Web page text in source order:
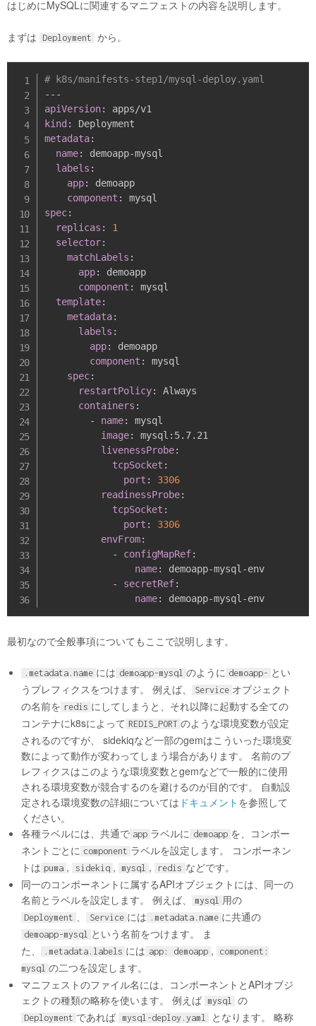
はじめにMySQLに関連するマニフェストの内容を説明します。
まずは Deployment から。
# k8s/manifests-step1/mysql-deploy.yaml
---
apiVersion:
kind :
metadata:
name: demoapp-mysql
labels :
app:
demoapp
component :
spec:
replicas :
1
selector:
matchLabels :
app:
demoapp
component :
mysql
template:
metadata:
labels :
app:
demoapp
component :
mysql
spec:
restartPolicy:
Always
containers :
-
name:
mysql
image: mysql : 5.7.21
livenessProbe:
tcpSocket :
port :
3306
readinessProbe:
tcpSocket :
port :
3306
envFrom:
-
configMapRef:
name: demoapp-mysql-env
-
secretRef:
name: demoapp-mysql-
最初なので全般事項についてもここで説明します。
.metadata.name には demoapp-mysql のように demoapp- とい
うプレフィクスをつけます。 例えば、
Service オブジェクト
の名前を redis にしてしまうと、それ以降に起動する全ての
コンテナにk8sによって REDIS_PORT のような環境変数が設定
されるのですが、 sidekiqなど一部のgemはこういった環境変
数によって動作が変わってしまう場合があります。 名前のプ
レフィクスはこのような環境変数とgemなどで一般的に使用
される環境変数が競合するのを避けるのが目的です。 自動設
定される環境変数の詳細については ドキュメント を参照して
ください。
各種ラベルには、共通で app ラベルに demoapp を、コンポー
ネントごとに component ラベルを設定します。 コンポーネン
トは puma , sidekiq , mysql , redis などです。
同一のコンポーネントに属するAPIオブジェクトには、同一の
名前とラベルを設定します。 例えば、
mysql 用の
Deployment 、 Service には .metadata.name に共通の
demoapp-mysql という名前をつけます。 ま
た、
.metadata.labels には app: demoapp ,
component:
mysql の二つを設定します。
マニフェストのファイル名には、コンポーネントとAPIオブジ
ェクトの種類の略称を使います。 例えば mysql の
Deployment であれば mysql-deploy.yaml
となります。 略称